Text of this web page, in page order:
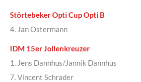
Störtebeker Opti Cup Opti B
4. Jan Ostermann
IDM 15er Jollenkreuzer
1. Jens Dannhus/Jannik Dannhus
7. Vincent Schrader